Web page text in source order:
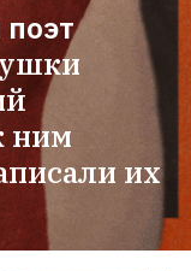
ним
их